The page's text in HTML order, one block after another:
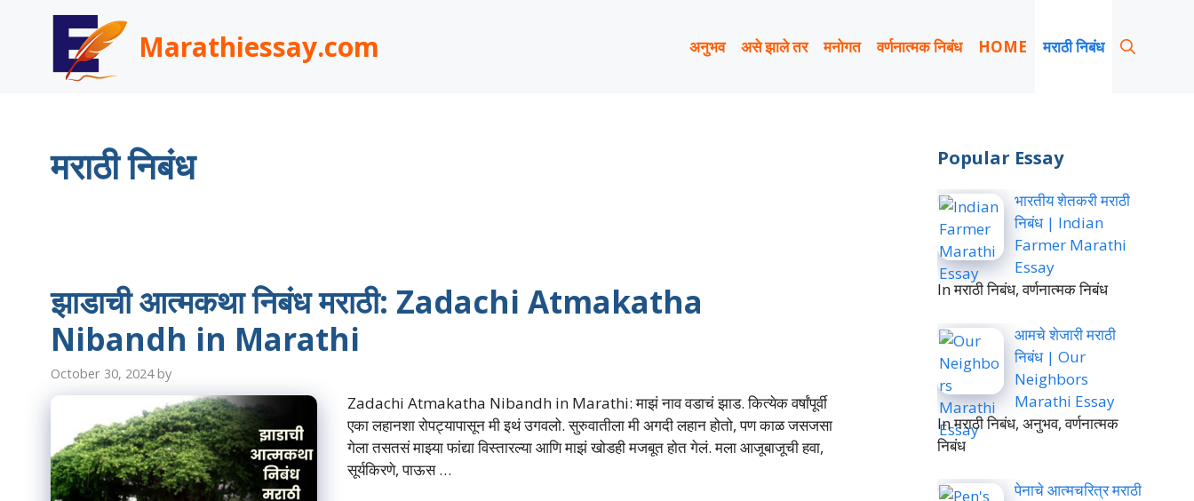
Marathiessay.com अनुभव असे झाले तर मनोगत वर्णनात्मक निबंध HOME मराठी निबंध
मराठी निबंध
झाडाची आत्मकथा निबंध मराठी: Zadachi Atmakatha
Nibandh in Marathi
October 30, 2024 by
Zadachi Atmakatha Nibandh in Marathi: माझं नाव वडाचं झाड. कित्येक वर्षांपूर्वी
एका लहानशा रोपट्यापासून मी इथं उगवलो. सुरुवातीला मी अगदी लहान होतो, पण काळ जसजसा
गेला तसतसं माझ्या फांद्या विस्तारल्या आणि माझं खोडही मजबूत होत गेलं. मला आजूबाजूची हवा,
सूर्यकिरणे, पाऊस …
Popular Essay
भारतीय शेतकरी मराठी
निबंध | Indian
Farmer Marathi
Essay
In मराठी निबंध, वर्णनात्मक निबंध
आमचे शेजारी मराठी
निबंध | Our
Neighbors
Marathi Essay
In मराठी निबंध, अनुभव, वर्णनात्मक
निबंध
पेनाचे आत्मचरित्र मराठी